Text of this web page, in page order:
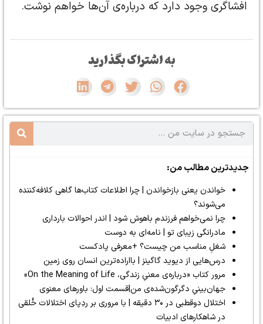
افشاگری وجود دارد که درباره‌ی آن‌ها خواهم نوشت.
به اشتراک بگذارید
جدیدترین مطالب من:
خواندن یعنی بازخواندن | چرا اطلاعات کتاب‌ها گاهی کلافه‌کننده
می‌شوند؟
چرا نمی‌خواهم فرزندم باهوش شود | اندر احوالات بارداری
مادرانگی زیبای تو | نامه‌ای به دوست
شغلِ مناسب من چیست؟ +معرفی پادکست
درس‌هایی از دیوید گاگینز | بااراده‌ترین انسان روی زمین
مرور کتاب «درباره‌ی معنیِ زندگی، On the Meaning of Life»
جهان‌بینیِ دگرگون‌شده‌ی من|قسمت اول: باورهای معنوی
اختلال دوقطبی در ۳۰ دقیقه | با مروری بر ردِپای اختلالات خُلقی
در شاهکارهای ادبیات